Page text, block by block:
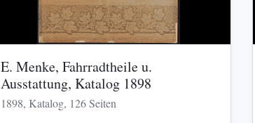
E. Menke, Fahrradtheile u.
Ausstattung, Katalog 1898
1898, Katalog, 126 Seiten